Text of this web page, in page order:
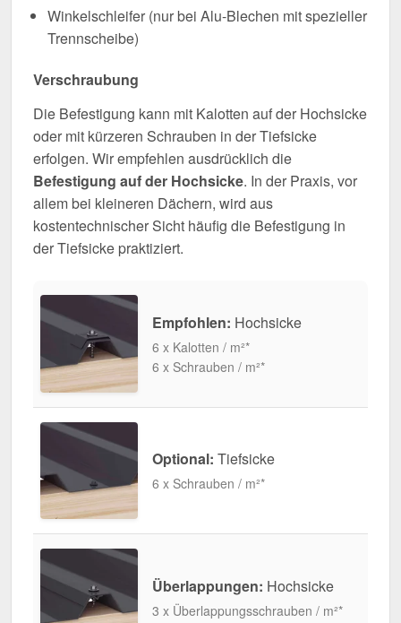
Winkelschleifer (nur bei Alu-Blechen mit spezieller
Trennscheibe)
Verschraubung
Die Befestigung kann mit Kalotten auf der Hochsicke
oder mit kürzeren Schrauben in der Tiefsicke
erfolgen. Wir empfehlen ausdrücklich die
Befestigung auf der Hochsicke. In der Praxis, vor
allem bei kleineren Dächern, wird aus
kostentechnischer Sicht häufig die Befestigung in
der Tiefsicke praktiziert.
Empfohlen: Hochsicke
6 x Kalotten / m²*
6 x Schrauben / m²*
Optional: Tiefsicke
6 x Schrauben / m²*
Überlappungen: Hochsicke
3 x Überlappungsschrauben / m²*